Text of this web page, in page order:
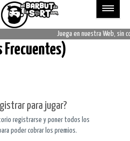
Juega en nuestra Web, sin
Frecuentes)
para jugar?
registrarse y poner todos los
poder cobrar los premios.